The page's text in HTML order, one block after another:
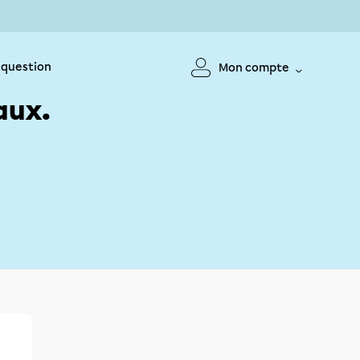
Mon compte